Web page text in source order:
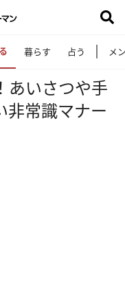
暮らす 占う メ
あいさつや手
非常識マナー